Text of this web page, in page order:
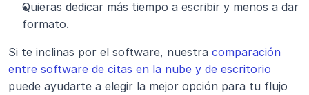
Quieras dedicar más tiempo a escribir y menos a dar
formato.
Si te inclinas por el software, nuestra comparación
entre software de citas en la nube y de escritorio
puede ayudarte a elegir la mejor opción para tu flujo